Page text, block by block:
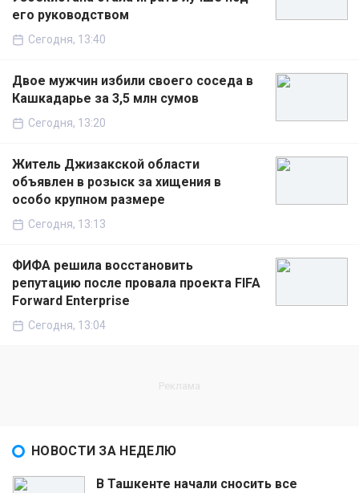
его руководством
Сегодня, 13:40
Двое мужчин избили своего соседа в
Кашкадарье за 3,5 млн сумов
Сегодня, 13:20
Житель Джизакской области
объявлен в розыск за хищения в
особо крупном размере
Сегодня, 13:13
ФИФА решила восстановить
репутацию после провала проекта FIFA
Forward Enterprise
Сегодня, 13:04
НОВОСТИ ЗА НЕДЕЛЮ
В Ташкенте начали сносить все